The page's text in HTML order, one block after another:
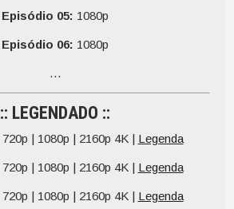
Episódio 05: 1080p
Episódio 06: 1080p
…
:: LEGENDADO ::
720p | 1080p | 2160p 4K | Legenda
720p | 1080p | 2160p 4K | Legenda
720p | 1080p | 2160p 4K | Legenda